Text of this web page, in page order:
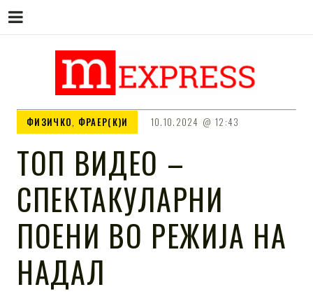
M EXPRESS
Сител
ФИЗИЧКО, ФРАЕР(К)И 10.10.2024 12:43
ТОП ВИДЕО –
СПЕКТАКУЛАРНИ
ПОЕНИ ВО РЕЖИЈА НА
НАДАЛ